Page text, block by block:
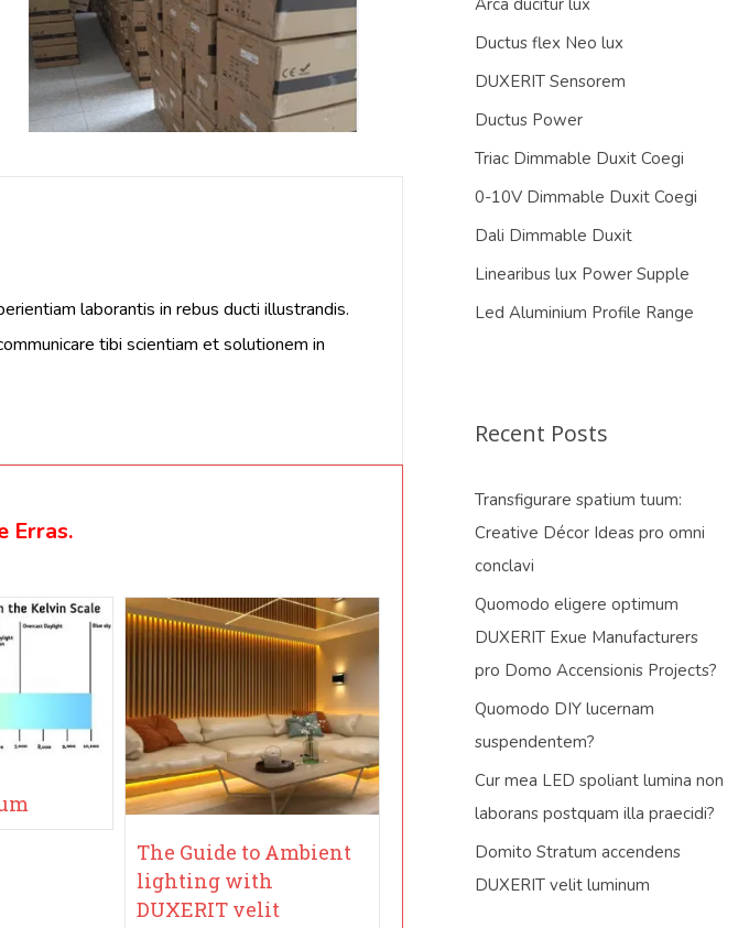
laborantis in rebus ducti illustrandis.
tibi scientiam et solutionem in
Erras.
The Guide to Ambient
lighting with
DUXERIT velit
Arca ducitur lux
Ductus flex Neo lux
DUXERIT Sensorem
Ductus Power
Triac Dimmable Duxit Coegi
0-10V Dimmable Duxit Coegi
Dali Dimmable Duxit
Linearibus lux Power Supple
Led Aluminium Profile Range
Recent Posts
Transfigurare spatium tuum:
Creative Décor Ideas pro omni
conclavi
Quomodo eligere optimum
DUXERIT Exue Manufacturers
pro Domo Accensionis Projects?
Quomodo DIY lucernam
suspendentem?
Cur mea LED spoliant lumina non
laborans postquam illa praecidi?
Domito Stratum accendens
DUXERIT velit luminum